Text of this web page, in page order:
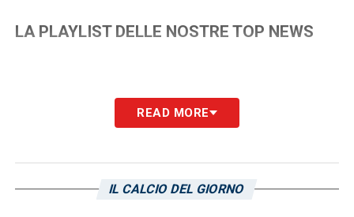
LA PLAYLIST DELLE NOSTRE TOP NEWS
READ MORE
IL CALCIO DEL GIORNO